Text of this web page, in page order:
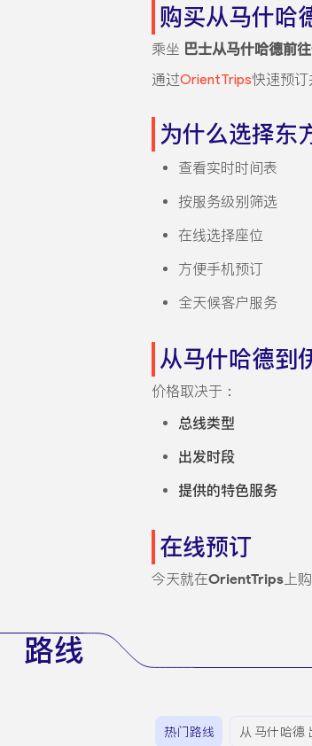
购买从马什哈
乘坐 巴士从马什哈德前
通过OrientTrips快速预订
为什么选择东
查看实时时间表
按服务级别筛选
在线选择座位
方便手机预订
全天候客户服务
从马什哈德到
价格取决于：
总线类型
出发时段
提供的特色服务
在线预订
今天就在OrientTrips 上
路线
热门路线 从 马什哈德